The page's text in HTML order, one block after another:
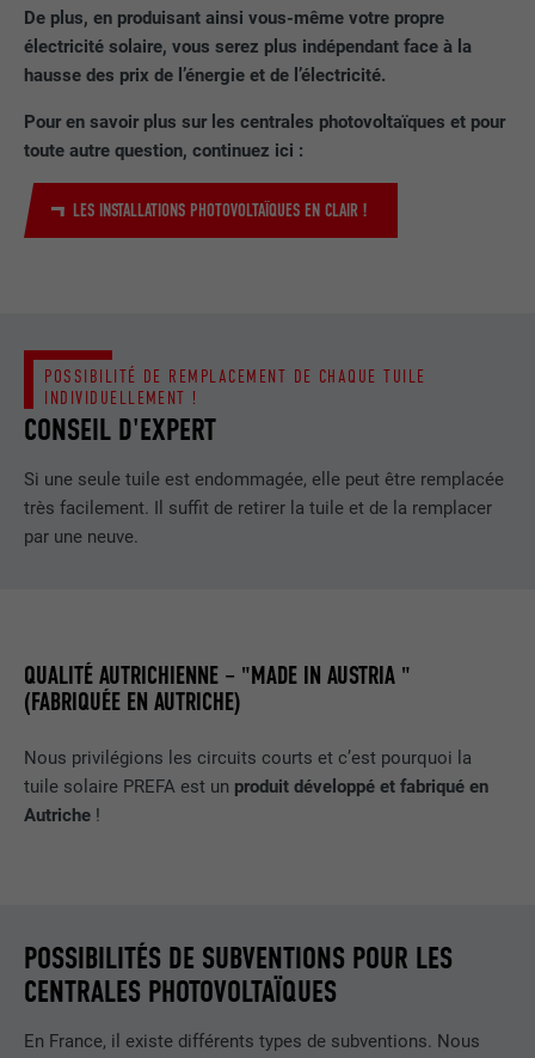
De plus, en produisant ainsi vous-même votre propre
électricité solaire, vous serez plus indépendant face à la
hausse des prix de l’énergie et de l’électricité.
Pour en savoir plus sur les centrales photovoltaïques et pour
toute autre question, continuez ici :
LES INSTALLATIONS PHOTOVOLTAÏQUES EN CLAIR !
CONSEIL D'EXPERT
POSSIBILITÉ DE REMPLACEMENT DE CHAQUE TUILE
INDIVIDUELLEMENT !
Si une seule tuile est endommagée, elle peut être remplacée
très facilement. Il suffit de retirer la tuile et de la remplacer
par une neuve.
QUALITÉ AUTRICHIENNE – "MADE IN AUSTRIA "
(FABRIQUÉE EN AUTRICHE)
Nous privilégions les circuits courts et c’est pourquoi la
tuile solaire PREFA est un produit développé et fabriqué en
Autriche !
POSSIBILITÉS DE SUBVENTIONS POUR LES
CENTRALES PHOTOVOLTAÏQUES
En France, il existe différents types de subventions. Nous
EXPIRATION 1 an
UTILITÉ
enregistrer et signaler les actions d'un
utilisateur sur le site Internet après
l'affichage d'une annonce du
fournisseur ou après que l'utilisateur a
NOM _pin_unauth
EXPIRATION 1 an
NOM __cfduid
FOURNISSEUR Adsymptotic.com
EXPIRATION 1 mois
NOM U
FOURNISSEUR Adsymptotic.com